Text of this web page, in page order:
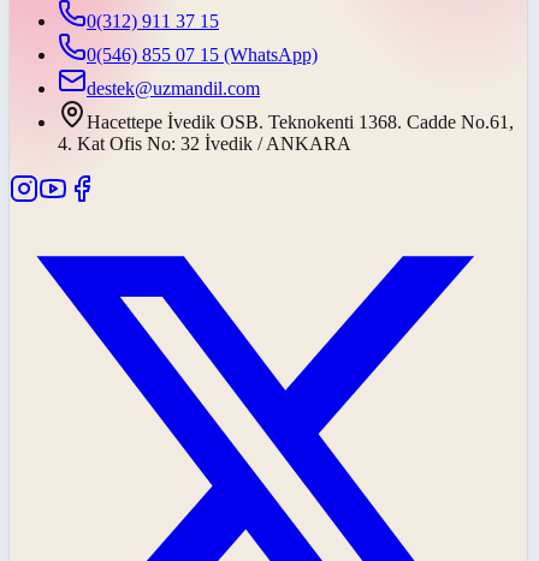
0(312) 911 37 15
0(546) 855 07 15 (WhatsApp)
destek@uzmandil.com
Hacettepe İvedik OSB. Teknokenti 1368. Cadde No.61,
4. Kat Ofis No: 32 İvedik / ANKARA